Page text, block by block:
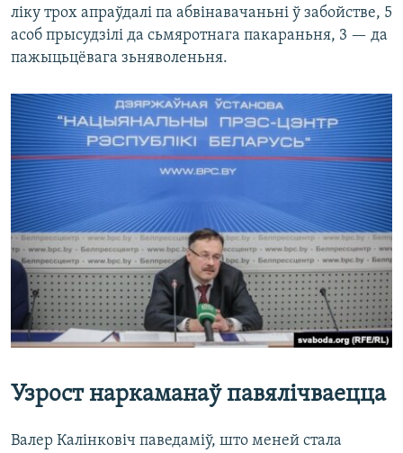
ліку трох апраўдалі па абвінавачаньні ў забойстве, 5
асоб прысудзілі да сьмяротнага пакараньня, 3 — да
пажыцьцёвага зьняволеньня.
Узрост наркаманаў павялічваецца
Валер Калінковіч паведаміў, што меней стала